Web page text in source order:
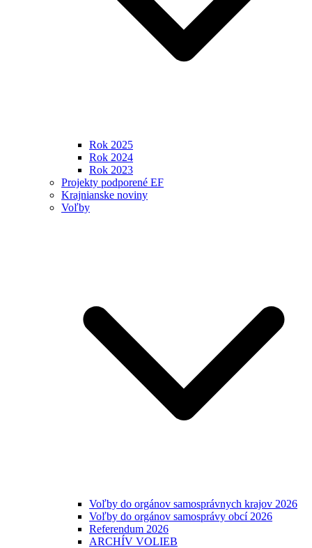
Rok 2025
Rok 2024
Rok 2023
Projekty podporené EF
Krajnianske noviny
Voľby
Voľby do orgánov samosprávnych krajov 2026
Voľby do orgánov samosprávy obcí 2026
Referendum 2026
ARCHÍV VOLIEB